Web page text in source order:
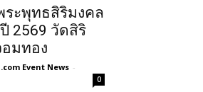
ระพุทธสิริมงคล
2569 วัดสิริ
อมทอง
Event News -
0